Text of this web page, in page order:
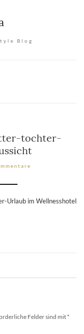
Blog
tochter-
Urlaub im Wellnesshotel
Felder sind mit *